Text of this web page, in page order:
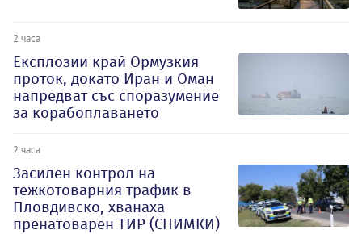
2 часа
Експлозии край Ормузкия
проток, докато Иран и Оман
напредват със споразумение
за корабоплаването
2 часа
Засилен контрол на
тежкотоварния трафик в
Пловдивско, хванаха
пренатоварен ТИР (СНИМКИ)